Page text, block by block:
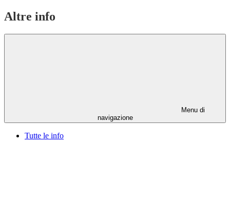
Altre info
Menu di
navigazione
Tutte le info